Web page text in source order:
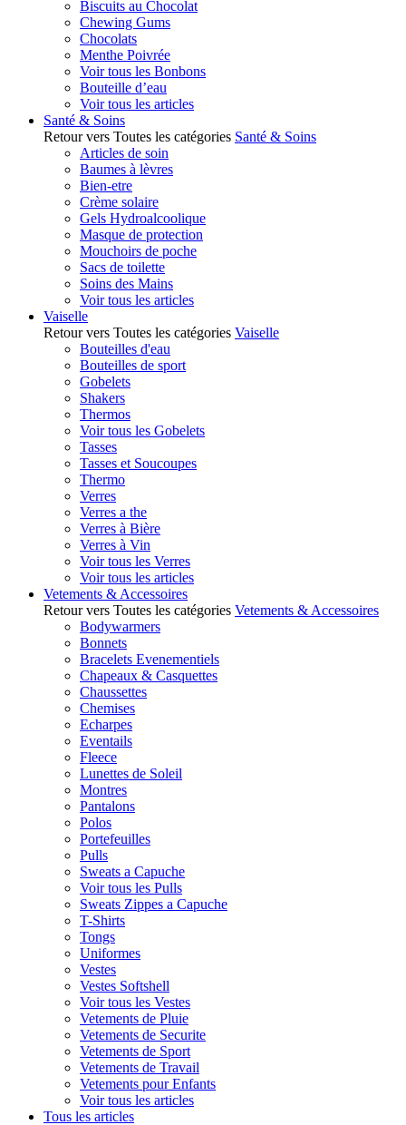
Biscuits au Chocolat
Chewing Gums
Chocolats
Menthe Poivrée
Voir tous les Bonbons
Bouteille d’eau
Voir tous les articles
Santé & Soins
Retour vers Toutes les catégories Santé & Soins
Articles de soin
Baumes à lèvres
Bien-etre
Crème solaire
Gels Hydroalcoolique
Masque de protection
Mouchoirs de poche
Sacs de toilette
Soins des Mains
Voir tous les articles
Vaiselle
Retour vers Toutes les catégories Vaiselle
Bouteilles d'eau
Bouteilles de sport
Gobelets
Shakers
Thermos
Voir tous les Gobelets
Tasses
Tasses et Soucoupes
Thermo
Verres
Verres a the
Verres à Bière
Verres à Vin
Voir tous les Verres
Voir tous les articles
Vetements & Accessoires
Retour vers Toutes les catégories Vetements & Accessoires
Bodywarmers
Bonnets
Bracelets Evenementiels
Chapeaux & Casquettes
Chaussettes
Chemises
Echarpes
Eventails
Fleece
Lunettes de Soleil
Montres
Pantalons
Polos
Portefeuilles
Pulls
Sweats a Capuche
Voir tous les Pulls
Sweats Zippes a Capuche
T-Shirts
Tongs
Uniformes
Vestes
Vestes Softshell
Voir tous les Vestes
Vetements de Pluie
Vetements de Securite
Vetements de Sport
Vetements de Travail
Vetements pour Enfants
Voir tous les articles
Tous les articles